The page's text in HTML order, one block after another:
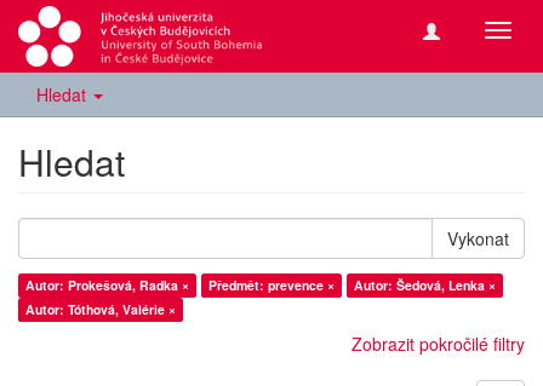
Hledat
Hledat
Vykonat
Autor: Prokešová, Radka × Předmět: prevence ×
Autor: Šedová, Lenka ×
Autor: Tóthová, Valérie ×
Zobrazit pokročilé filtry